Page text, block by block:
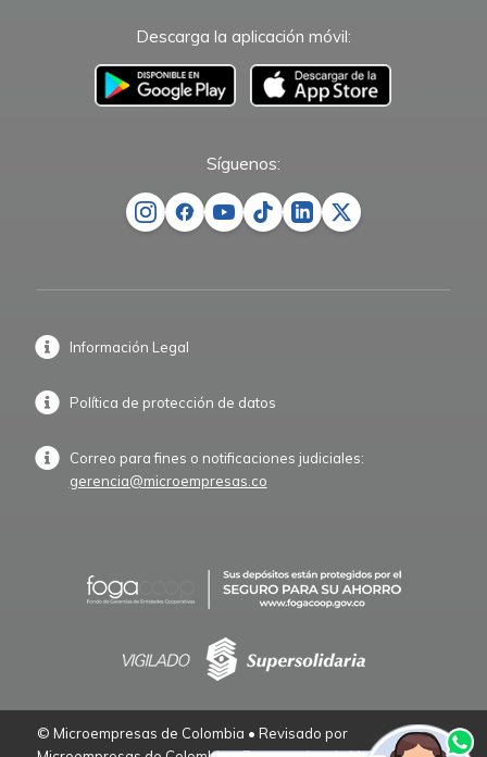
Descarga la aplicación móvil:
–
Síguenos:
Información Legal
Política de protección de datos
Correo para fines o notificaciones judiciales:
gerencia@microempresas.co
© Microempresas de Colombia • Revisado por